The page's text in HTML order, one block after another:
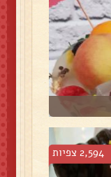
2,594 צפיות